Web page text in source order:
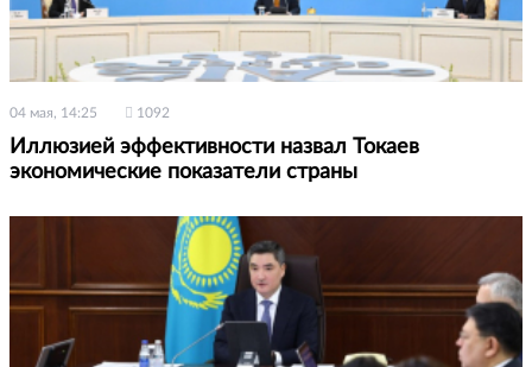
04 мая, 14:25 1092
Иллюзией эффективности назвал Токаев
экономические показатели страны